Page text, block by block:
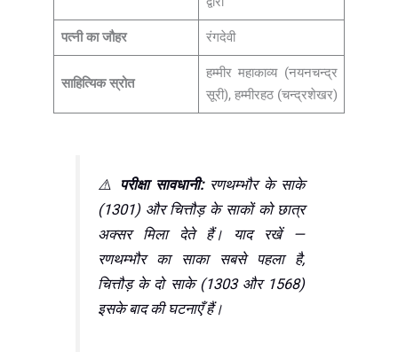
पत्नी का जौहर रंगदेवी
साहित्यिक स्रोत
हम्मीर महाकाव्य (नयनचन्द्र
सूरी), हम्मीरहठ (चन्द्रशेखर)
⚠️ परीक्षा सावधानी:रणथम्भौर के साके
(1301) और चित्तौड़ के साकों को छात्र
अक्सर मिला देते हैं। याद रखें —
रणथम्भौर का साका सबसे पहला है,
चित्तौड़ के दो साके (1303 और 1568)
इसके बाद की घटनाएँ हैं।